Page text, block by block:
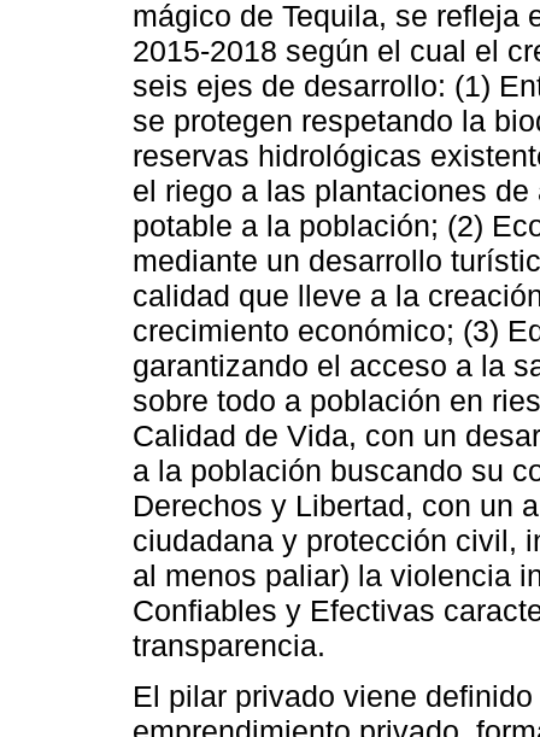
mágico de Tequila, se refleja
2015-2018 según el cual el
seis ejes de desarrollo: (1)
se protegen respetando la
reservas hidrológicas
el riego a las plantaciones
potable a la población; (2)
mediante un desarrollo
calidad que lleve a la
crecimiento económico; (3)
garantizando el acceso a la
sobre todo a población en
Calidad de Vida, con un
a la población buscando su
Derechos y Libertad, con un
ciudadana y protección civil,
al menos paliar) la violencia
Confiables y Efectivas
transparencia.
El pilar privado viene